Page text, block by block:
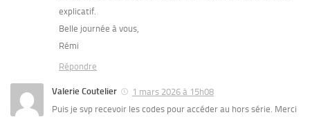
explicatif.
Belle journée à vous,
Rémi
Répondre
Valerie Coutelier
1 mars 2026 à 15h08
Puis je svp recevoir les codes pour accéder au hors série. Merci